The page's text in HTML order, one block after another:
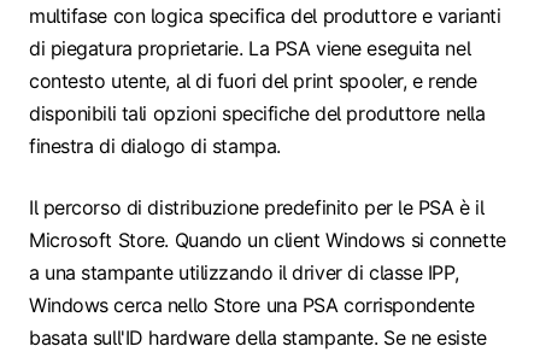
multifase con logica specifica del produttore e varianti
di piegatura proprietarie. La PSA viene eseguita nel
contesto utente, al di fuori del print spooler, e rende
disponibili tali opzioni specifiche del produttore nella
finestra di dialogo di stampa.
Il percorso di distribuzione predefinito per le PSA è il
Microsoft Store. Quando un client Windows si connette
a una stampante utilizzando il driver di classe IPP,
Windows cerca nello Store una PSA corrispondente
basata sull'ID hardware della stampante. Se ne esiste